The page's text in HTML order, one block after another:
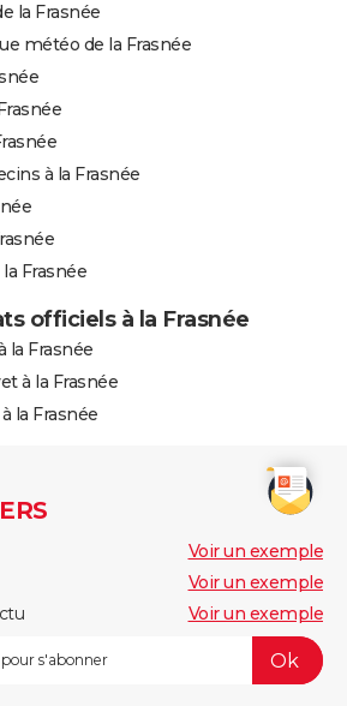
la Frasnée
météo de la Frasnée
à la Frasnée
Frasnée
officiels à la Frasnée
la Frasnée
à la Frasnée
la Frasnée
Voir un exemple
Voir un exemple
Voir un exemple